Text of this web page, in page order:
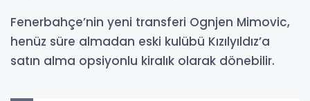
Fenerbahçe’nin yeni transferi Ognjen Mimovic,
henüz süre almadan eski kulübü Kızılyıldız’a
satın alma opsiyonlu kiralık olarak dönebilir.